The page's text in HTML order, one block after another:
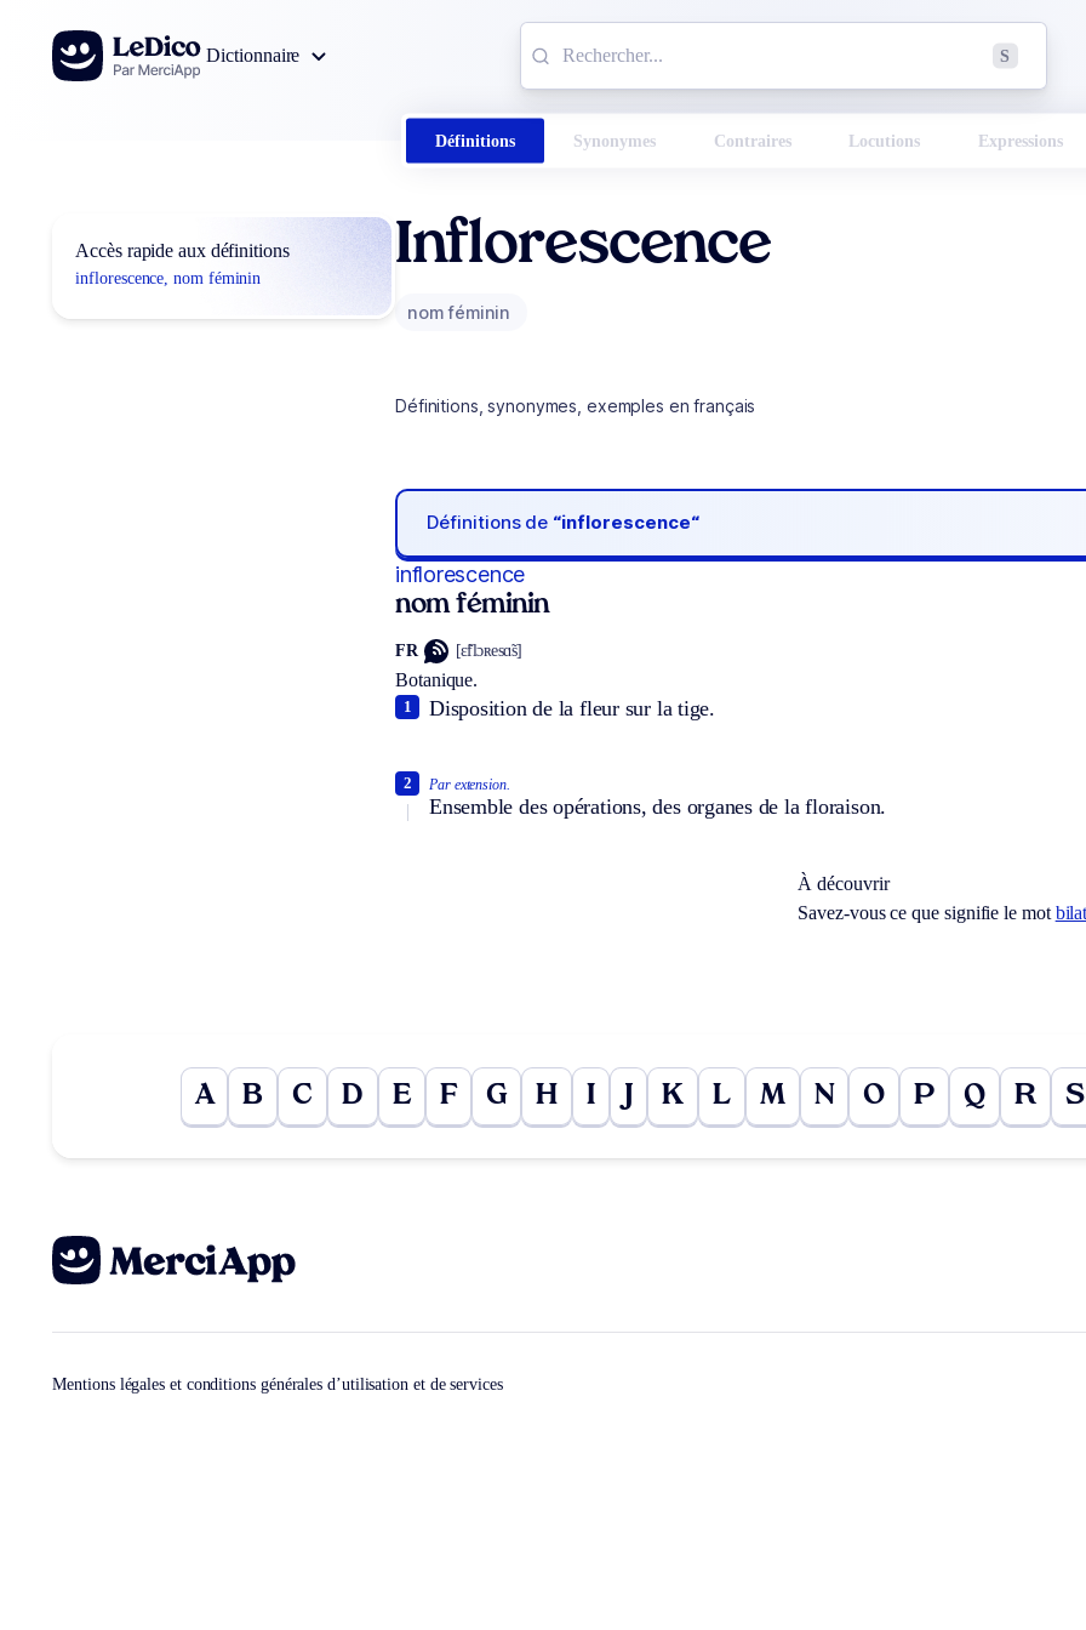
Aller au contenu
Dictionnaire
S
Définitions Synonymes Contraires Locutions Expressions
Accès rapide aux définitions
inflorescence, nom féminin
Inflorescence
nom féminin
Définitions, synonymes, exemples en français
Définitions de “inflorescence“
inflorescence
nom féminin
FR [ɛ̃flɔʀesɑ̃s]
Botanique.
Disposition de la fleur sur la tige.
1
Par extension.
Ensemble des opérations, des organes de la floraison.
2
À découvrir
Savez-vous ce que signifie le mot
A B C D E F G H I K L M N O P Q R S
Mentions légales et conditions générales d’utilisation et de services